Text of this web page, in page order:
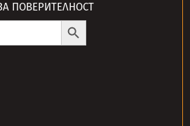
ПОВЕРИТЕЛНОСТ
Search Button